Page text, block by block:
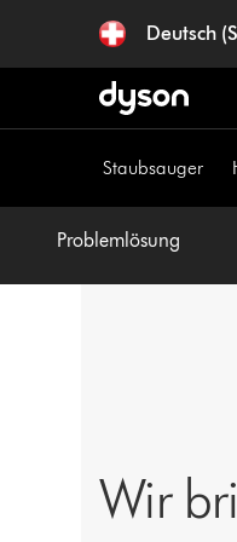
überspringen
Deutsch
Staubsauger
Problemlösung
Wir